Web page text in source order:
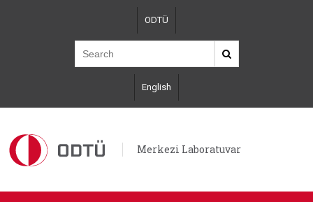
ODTÜ
English
Merkezi Laboratuvar